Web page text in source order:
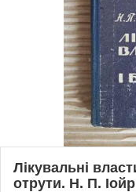
Лікувальні
отрути. Н. П.